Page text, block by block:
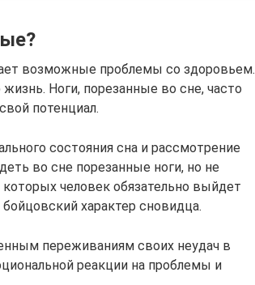
возможные проблемы со здоровьем.
Ноги, порезанные во сне, часто
потенциал.
состояния сна и рассмотрение
во сне порезанные ноги, но не
человек обязательно выйдет
характер сновидца.
переживаниям своих неудач в
реакции на проблемы и